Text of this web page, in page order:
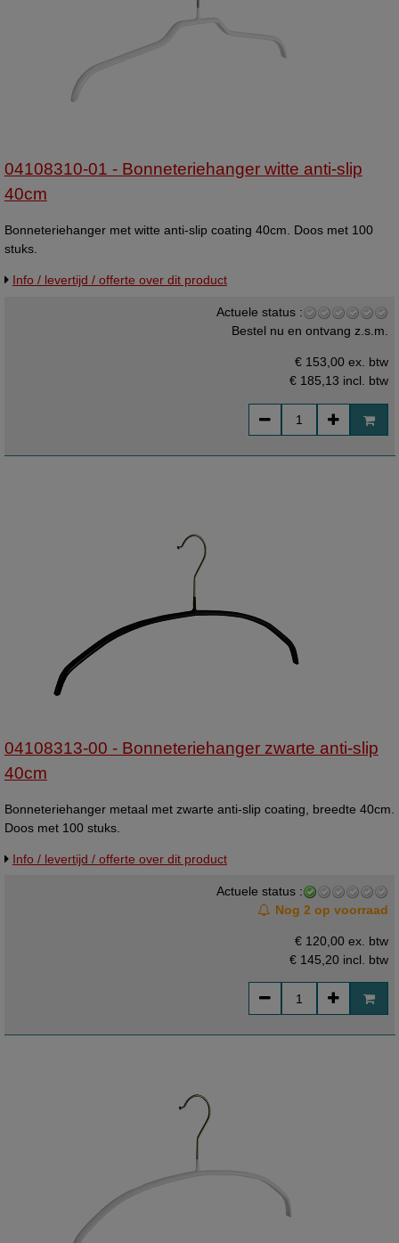
04108310-01 - Bonneteriehanger witte anti-slip
40cm
Bonneteriehanger met witte anti-slip coating 40cm. Doos met 100
stuks.
Info / levertijd / offerte over dit product
Actuele status :
Bestel nu en ontvang z.s.m.
€ 153,00 ex. btw
€ 185,13 incl. btw
04108313-00 - Bonneteriehanger zwarte anti-slip
40cm
Bonneteriehanger metaal met zwarte anti-slip coating, breedte 40cm.
Doos met 100 stuks.
Info / levertijd / offerte over dit product
Actuele status :
Nog 2 op voorraad
€ 120,00 ex. btw
€ 145,20 incl. btw